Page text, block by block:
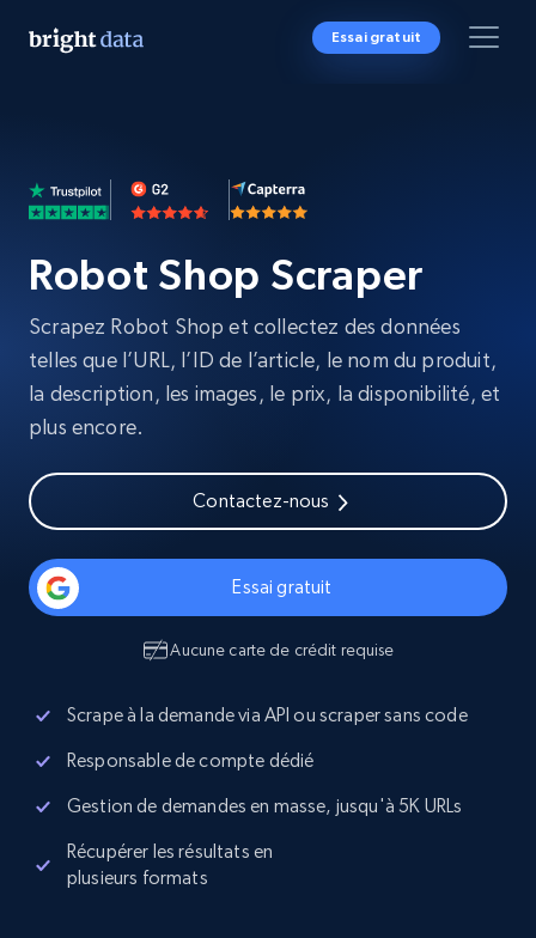
Essai gratuit
Robot Shop Scraper
Scrapez Robot Shop et collectez des données
telles que l’URL, l’ID de l’article, le nom du produit,
la description, les images, le prix, la disponibilité, et
plus encore.
Contactez-nous
Essai gratuit
Aucune carte de crédit requise
Scrape à la demande via API ou scraper sans code
Responsable de compte dédié
Gestion de demandes en masse, jusqu'à 5K URLs
Récupérer les résultats en
plusieurs formats